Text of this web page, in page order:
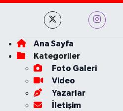
Ana Sayfa
Kategoriler
Foto Galeri
Video
Yazarlar
İletişim